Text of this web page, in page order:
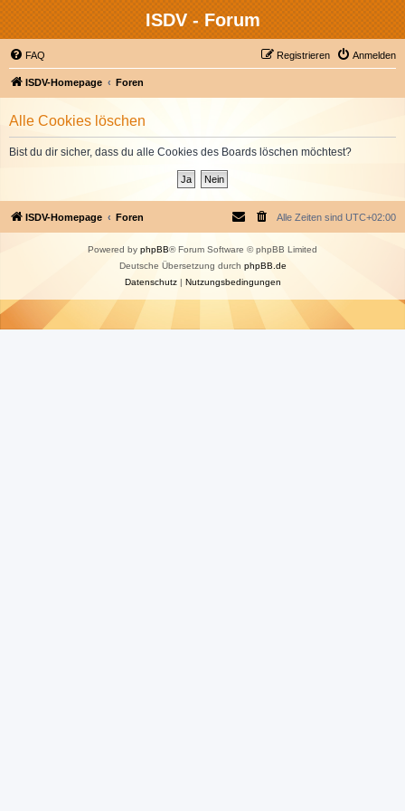
ISDV - Forum
FAQ Anmelden
Registrieren
ISDV-Homepage Foren
Alle Cookies löschen
Bist du dir sicher, dass du alle Cookies des Boards löschen möchtest?
ISDV-Homepage Foren Alle Zeiten sind UTC+02:00
Powered by phpBB® Forum Software © phpBB Limited
Deutsche Übersetzung durch phpBB.de
Datenschutz| Nutzungsbedingungen